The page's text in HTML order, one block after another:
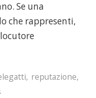
Se una
che rappresenti,
, reputazione,